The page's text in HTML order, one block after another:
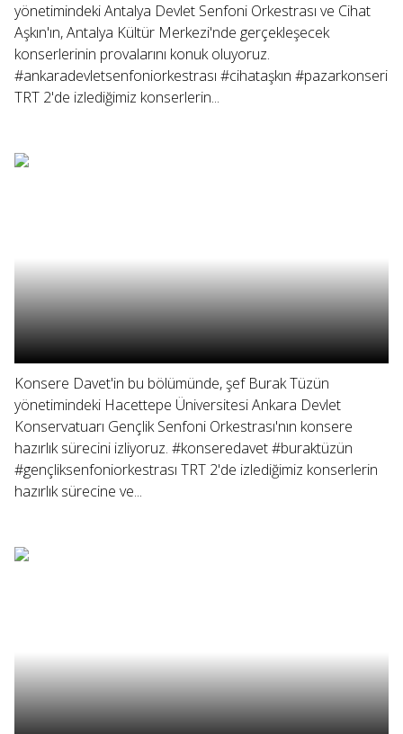
yönetimindeki Antalya Devlet Senfoni Orkestrası ve Cihat
Aşkın'ın, Antalya Kültür Merkezi'nde gerçekleşecek
konserlerinin provalarını konuk oluyoruz.
#ankaradevletsenfoniorkestrası #cihataşkın #pazarkonseri
TRT 2'de izlediğimiz konserlerin...
Konsere Davet'in bu bölümünde, şef Burak Tüzün
yönetimindeki Hacettepe Üniversitesi Ankara Devlet
Konservatuarı Gençlik Senfoni Orkestrası'nın konsere
hazırlık sürecini izliyoruz. #konseredavet #buraktüzün
#gençliksenfoniorkestrası TRT 2'de izlediğimiz konserlerin
hazırlık sürecine ve...